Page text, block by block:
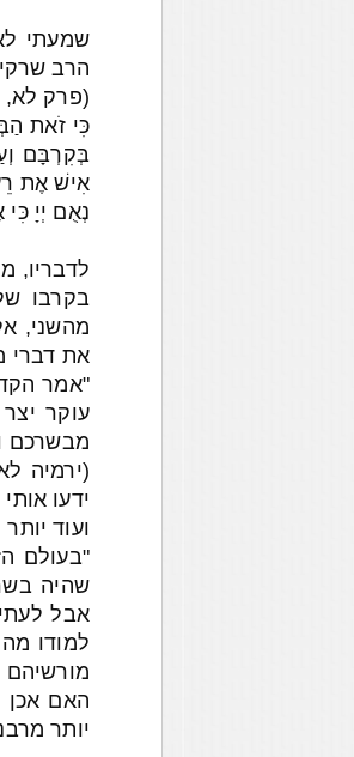
שמעתי
הרב
(פרק לא,
כִּי זֹאת
בְּקִרְבָּם
אִישׁ אֶת
נְאֻם יְיָ
לדבריו,
בקרבו
מהשני,
את דברי
"אמר
עוקר
מבשרכם
(ירמיה
ידעו
ועוד
"בעולם
שהיה
אבל
למודו
מורשיהם
האם אכן
יותר